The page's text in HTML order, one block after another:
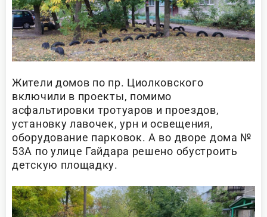
Жители домов по пр. Циолковского
включили в проекты, помимо
асфальтировки тротуаров и проездов,
установку лавочек, урн и освещения,
оборудование парковок. А во дворе дома №
53А по улице Гайдара решено обустроить
детскую площадку.